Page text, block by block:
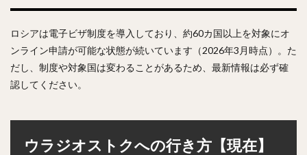
ロシアは電子ビザ制度を導入しており、約60カ国以上を対象にオ
ンライン申請が可能な状態が続いています（2026年3月時点）。た
だし、制度や対象国は変わることがあるため、最新情報は必ず確
認してください。
ウラジオストクへの行き方【現在】